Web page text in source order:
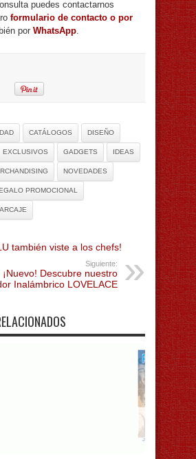
puedes contactarnos
formulario de contacto o por
por WhatsApp
CATÁLOGOS DISEÑO
EXCLUSIVOS GADGETS IDEAS
NOVEDADES
PROMOCIONAL
también viste a los chefs!
Siguiente:
¡Nuevo! Descubre nuestro
Inalámbrico LOVELACE